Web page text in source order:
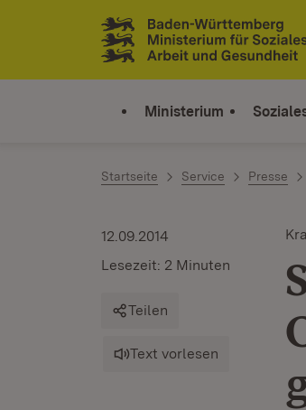
Zum Inhalt springen
Link zur Startseite
Ministerium
Startseite Service Presse
12.09.2014
Lesezeit: 2 Minuten
Teilen
Text vorlesen